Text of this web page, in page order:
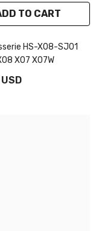
TO CART
HS-X08-SJ01
X07 X07W